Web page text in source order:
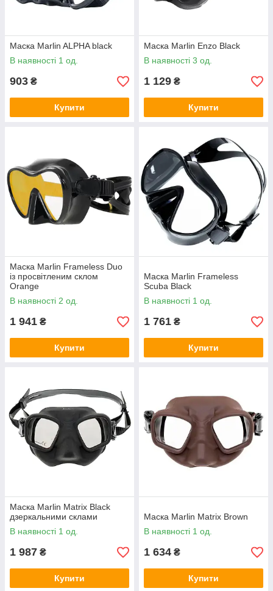
Маска Marlin ALPHA black
В наявності 1 од.
903 ₴
Купити
Маска Marlin Enzo Black
В наявності 3 од.
1 129 ₴
Купити
Маска Marlin Frameless Duo
із просвітленим склом
Orange
В наявності 2 од.
1 941 ₴
Купити
Маска Marlin Frameless
Scuba Black
В наявності 1 од.
1 761 ₴
Купити
Маска Marlin Matrix Black
дзеркальними склами
В наявності 1 од.
1 987 ₴
Купити
Маска Marlin Matrix Brown
В наявності 1 од.
1 634 ₴
Купити